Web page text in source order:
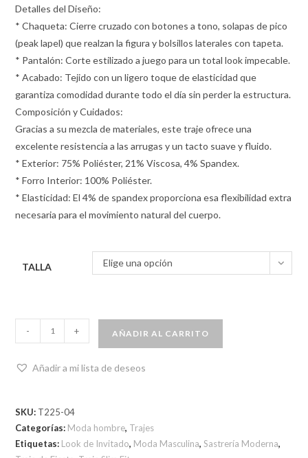
Detalles del Diseño:
* Chaqueta: Cierre cruzado con botones a tono, solapas de pico
(peak lapel) que realzan la figura y bolsillos laterales con tapeta.
* Pantalón: Corte estilizado a juego para un total look impecable.
* Acabado: Tejido con un ligero toque de elasticidad que
garantiza comodidad durante todo el día sin perder la estructura.
Composición y Cuidados:
Gracias a su mezcla de materiales, este traje ofrece una
excelente resistencia a las arrugas y un tacto suave y fluido.
* Exterior: 75% Poliéster, 21% Viscosa, 4% Spandex.
* Forro Interior: 100% Poliéster.
* Elasticidad: El 4% de spandex proporciona esa flexibilidad extra
necesaria para el movimiento natural del cuerpo.
TALLA Elige una opción
- + AÑADIR AL CARRITO
Añadir a mi lista de deseos
SKU: T225-04
Categorías: Moda hombre, Trajes
Etiquetas: Look de Invitado, Moda Masculina,Sastrería Moderna,